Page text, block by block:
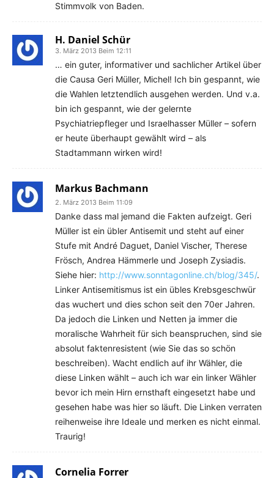
Stimmvolk von Baden.
H. Daniel Schür
3. März 2013 Beim 12:11
… ein guter, informativer und sachlicher Artikel über
die Causa Geri Müller, Michel! Ich bin gespannt, wie
die Wahlen letztendlich ausgehen werden. Und v.a.
bin ich gespannt, wie der gelernte
Psychiatriepfleger und Israelhasser Müller – sofern
er heute überhaupt gewählt wird – als
Stadtammann wirken wird!
Markus Bachmann
2. März 2013 Beim 11:09
Danke dass mal jemand die Fakten aufzeigt. Geri
Müller ist ein übler Antisemit und steht auf einer
Stufe mit André Daguet, Daniel Vischer, Therese
Frösch, Andrea Hämmerle und Joseph Zysiadis.
Siehe hier: http://www.sonntagonline.ch/blog/345/.
Linker Antisemitismus ist ein übles Krebsgeschwür
das wuchert und dies schon seit den 70er Jahren.
Da jedoch die Linken und Netten ja immer die
moralische Wahrheit für sich beanspruchen, sind sie
absolut faktenresistent (wie Sie das so schön
beschreiben). Wacht endlich auf ihr Wähler, die
diese Linken wählt – auch ich war ein linker Wähler
bevor ich mein Hirn ernsthaft eingesetzt habe und
gesehen habe was hier so läuft. Die Linken verraten
reihenweise ihre Ideale und merken es nicht einmal.
Traurig!
Cornelia Forrer